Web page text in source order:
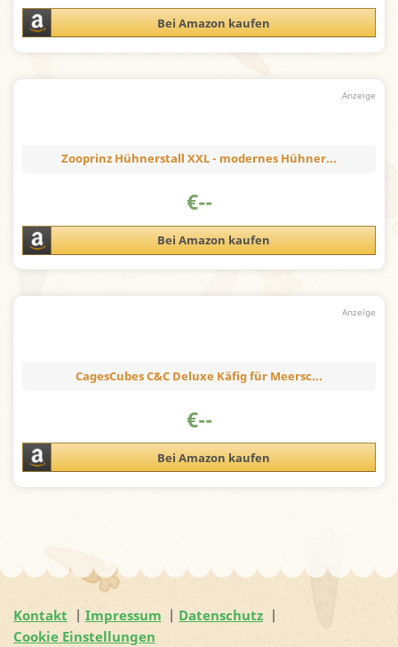
Bei Amazon kaufen
Zooprinz Hühnerstall XXL - modernes Hühner...
€--
Bei Amazon kaufen
CagesCubes C&C Deluxe Käfig für Meersc...
€--
Bei Amazon kaufen
Kontakt Impressum
Datenschutz
Cookie Einstellungen